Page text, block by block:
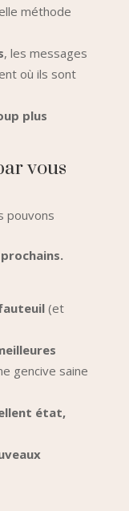
méthode
, les messages
où ils sont
plus
vous
pouvons
(et
gencive saine
état,